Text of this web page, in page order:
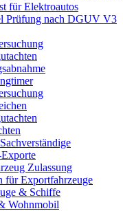
für Elektroautos
Prüfung nach DGUV V3
Zulassung
für Exportfahrzeuge
& Schiffe
Wohnmobil